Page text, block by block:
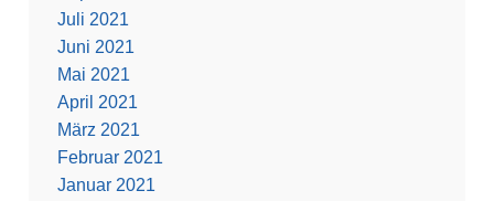
Juli 2021
Juni 2021
Mai 2021
April 2021
März 2021
Februar 2021
Januar 2021